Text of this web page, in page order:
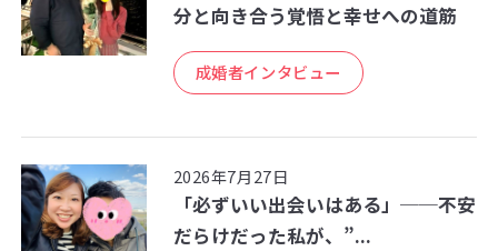
分と向き合う覚悟と幸せへの道筋
成婚者インタビュー
2026年7月27日
「必ずいい出会いはある」──不安
だらけだった私が、”...